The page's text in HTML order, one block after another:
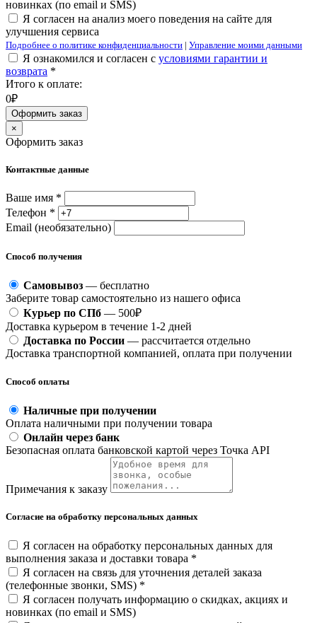
новинках (по email и SMS)
Я согласен на анализ моего поведения на сайте для
улучшения сервиса
Подробнее о политике конфиденциальности | Управление моими данными
Я ознакомился и согласен с условиями гарантии и
возврата *
Итого к оплате:
0₽
Оформить заказ
×
Оформить заказ
Контактные данные
Ваше имя *
Телефон *
Email (необязательно)
Способ получения
Самовывоз — бесплатно
Заберите товар самостоятельно из нашего офиса
Курьер по СПб — 500₽
Доставка курьером в течение 1-2 дней
Доставка по России — рассчитается отдельно
Доставка транспортной компанией, оплата при получении
Способ оплаты
Наличные при получении
Оплата наличными при получении товара
Онлайн через банк
Безопасная оплата банковской картой через Точка API
Примечания к заказу
Согласие на обработку персональных данных
Я согласен на обработку персональных данных для
выполнения заказа и доставки товара *
Я согласен на связь для уточнения деталей заказа
(телефонные звонки, SMS) *
Я согласен получать информацию о скидках, акциях и
новинках (по email и SMS)